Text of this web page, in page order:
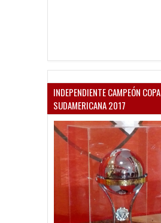
INDEPENDIENTE CAMPEÓN COPA
SUDAMERICANA 2017